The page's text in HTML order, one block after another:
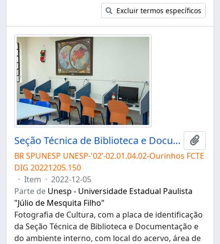
Excluir termos específicos
Seção Técnica de Biblioteca e Documentação do Campus de Ourinhos
BR SPUNESP UNESP-'02’-02.01.04.02-Ourinhos FCTE
DIG 20221205.150
· Item · 2022-12-05
Parte de Unesp - Universidade Estadual Paulista
"Júlio de Mesquita Filho"
Fotografia de Cultura, com a placa de identificação
da Seção Técnica de Biblioteca e Documentação e
do ambiente interno, com local do acervo, área de